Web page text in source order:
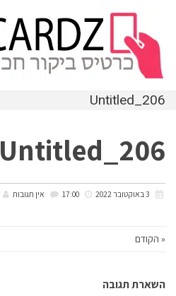
Untitled_206
Untitled_206
אין תגובות
« הקודם
השארת תגובה